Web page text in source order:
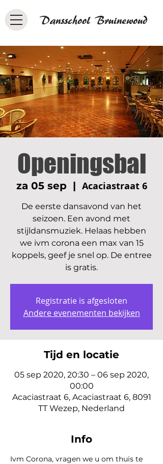
Dansschool Bruinewoud
Openingsbal
za 05 sep
  |
Acaciastraat 6
De eerste dansavond van het
seizoen. Een avond met
stijldansmuziek. Helaas hebben
we ivm corona een max van 15
koppels, geef je snel op. De entree
is gratis.
Registratie is afgesloten
Andere evenementen bekijken
Tijd en locatie
05 sep 2020, 20:30 – 06 sep 2020,
00:00
Acaciastraat 6, Acaciastraat 6, 8091
TT Wezep, Nederland
Info
Ivm Corona, vragen we u om thuis te